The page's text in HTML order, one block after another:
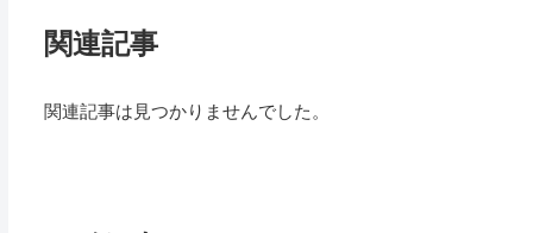
関連記事
関連記事は見つかりませんでした。